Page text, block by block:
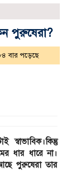
পুরুষেরা?
বার পড়েছে
ধার ধারে না।
পুরুষেরা তার